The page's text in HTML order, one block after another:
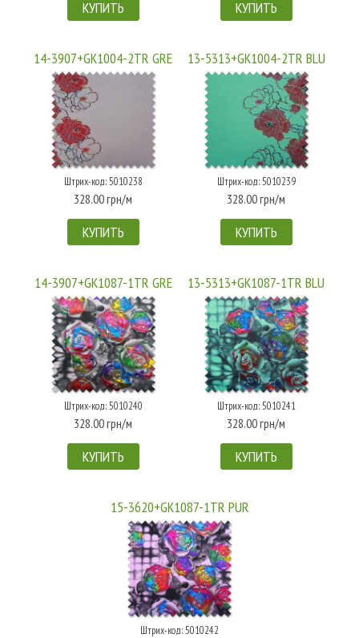
КУПИТЬ КУПИТЬ
14-3907+GK1004-2TR GRE
Штрих-код: 5010238
328.00 грн/м
КУПИТЬ
13-5313+GK1004-2TR BLU
Штрих-код: 5010239
328.00 грн/м
КУПИТЬ
14-3907+GK1087-1TR GRE
Штрих-код: 5010240
328.00 грн/м
КУПИТЬ
13-5313+GK1087-1TR BLU
Штрих-код: 5010241
328.00 грн/м
КУПИТЬ
15-3620+GK1087-1TR PUR
Штрих-код: 5010242